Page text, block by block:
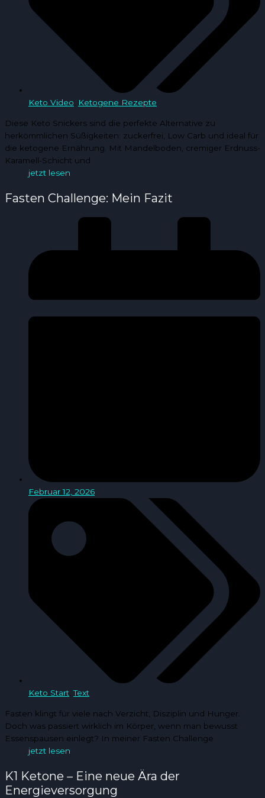
Keto Video Ketogene Rezepte
Diese Keto Snickers sind die perfekte Alternative zu
herkömmlichen Süßigkeiten: zuckerfrei, Low Carb und ideal für
die ketogene Ernährung. Mit Mandelboden, cremiger Erdnuss-
Karamell-Schicht und
jetzt lesen
Fasten Challenge: Mein Fazit
Februar 12, 2026
Keto Start ,Text
Fasten klingt für viele nach Verzicht, Disziplin und Hunger.
Doch was passiert wirklich im Körper, wenn man bewusst
Essenspausen einlegt? In meiner Fasten Challenge
jetzt lesen
K1 Ketone – Eine neue Ära der
Energieversorgung